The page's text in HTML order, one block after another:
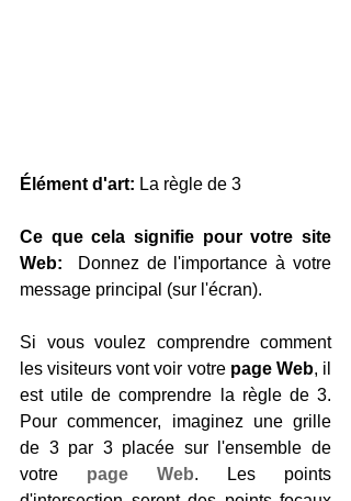
Élément d'art: La règle de 3
Ce que cela signifie pour votre site
Web:
  Donnez de l'importance à votre
message principal (sur l'écran).
Si vous voulez comprendre comment
les visiteurs vont voir votre page Web, il
est utile de comprendre la règle de 3.
Pour commencer, imaginez une grille
de 3 par 3 placée sur l'ensemble de
votre page Web. Les points